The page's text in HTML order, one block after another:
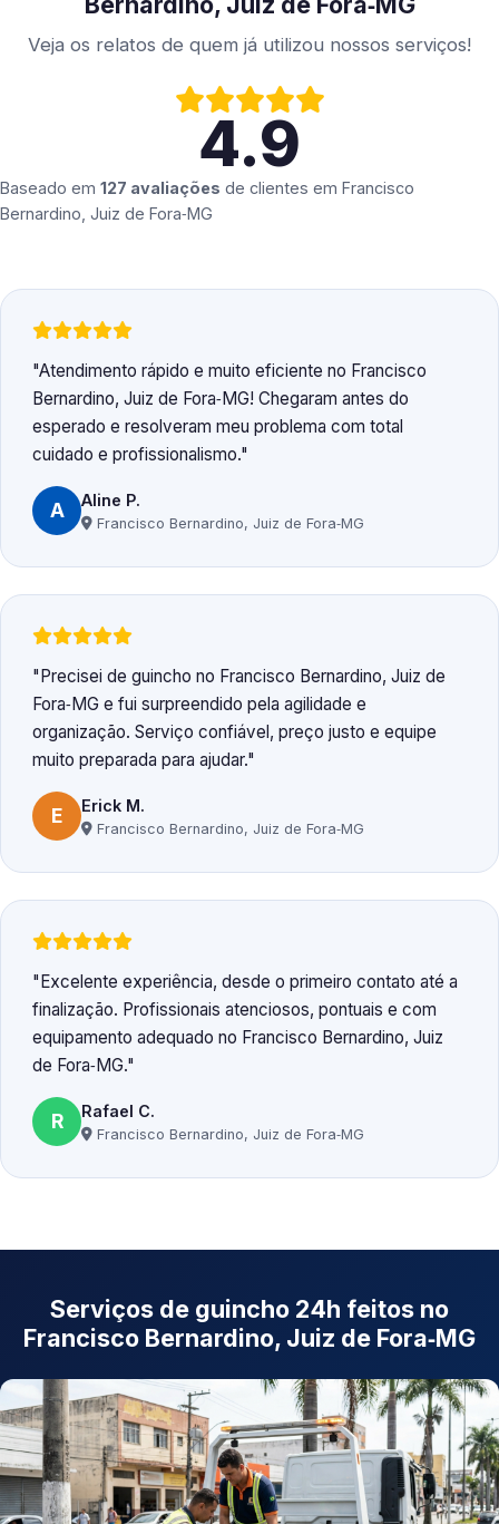
Veja os relatos de quem já utilizou nossos serviços!
4.9
Baseado em 127 avaliações de clientes em Francisco
Bernardino, Juiz de Fora‑MG
Atendimento rápido e muito eficiente no Francisco
Bernardino, Juiz de Fora‑MG! Chegaram antes do
esperado e resolveram meu problema com total
cuidado e profissionalismo.
A Aline P.
Francisco Bernardino, Juiz de Fora‑MG
Precisei de guincho no Francisco Bernardino, Juiz de
Fora‑MG e fui surpreendido pela agilidade e
organização. Serviço confiável, preço justo e equipe
muito preparada para ajudar.
E Erick M.
Francisco Bernardino, Juiz de Fora‑MG
Excelente experiência, desde o primeiro contato até a
finalização. Profissionais atenciosos, pontuais e com
equipamento adequado no Francisco Bernardino, Juiz
de Fora‑MG.
R Rafael C.
Francisco Bernardino, Juiz de Fora‑MG
Serviços de guincho 24h feitos no
Francisco Bernardino, Juiz de Fora‑MG